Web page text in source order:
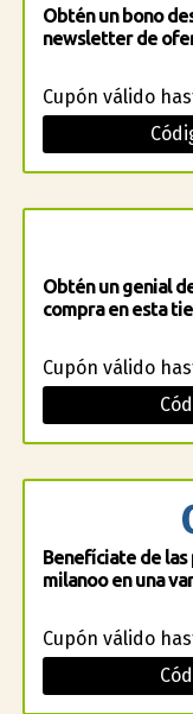
Obtén un bono
newsletter de
Cupón válido
Obtén un genial
compra en esta
Cupón válido
Benefíciate de
milanoo en una
Cupón válido